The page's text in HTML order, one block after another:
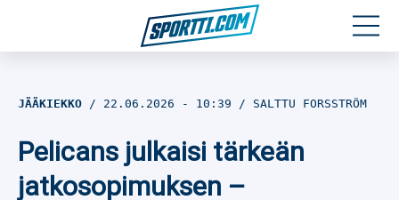
Jalkapallo
JÄÄKIEKKO 22.06.2026 - 10:39 SALTTU FORSSTRÖM
Pelicans julkaisi tärkeän
jatkosopimuksen –